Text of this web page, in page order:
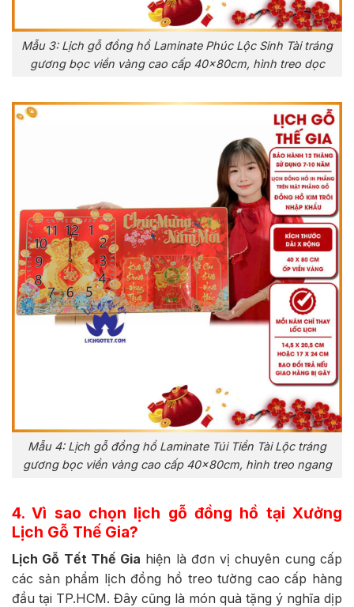
Mẫu 3: Lịch gỗ đồng hồ Laminate Phúc Lộc Sinh Tài tráng
gương bọc viền vàng cao cấp 40x80cm, hình treo dọc
Mẫu 4: Lịch gỗ đồng hồ Laminate Túi Tiền Tài Lộc tráng
gương bọc viền vàng cao cấp 40x80cm, hình treo ngang
4. Vì sao chọn lịch gỗ đồng hồ tại Xưởng
Lịch Gỗ Thế Gia?
Lịch Gỗ Tết Thế Gia hiện là đơn vị chuyên cung cấp
các sản phẩm lịch đồng hồ treo tường cao cấp hàng
đầu tại TP.HCM. Đây cũng là món quà tặng ý nghĩa dịp